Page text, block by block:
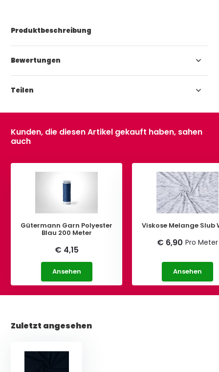
Produktbeschreibung
Bewertungen
Teilen
Kunden, die diesen Artikel gekauft haben, sahen
auch
Gütermann Garn Polyester
Blau 200 Meter
€ 4,15
Ansehen
Viskose Melange Slub
€ 6,90 Pro Meter
Ansehen
Zuletzt angesehen